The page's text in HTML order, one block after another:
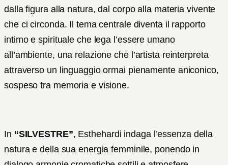
dalla figura alla natura, dal corpo alla materia vivente
che ci circonda. Il tema centrale diventa il rapporto
intimo e spirituale che lega l’essere umano
all’ambiente, una relazione che l’artista reinterpreta
attraverso un linguaggio ormai pienamente aniconico,
sospeso tra memoria e visione.
In “SILVESTRE”, Esthehardi indaga l’essenza della
natura e della sua energia femminile, ponendo in